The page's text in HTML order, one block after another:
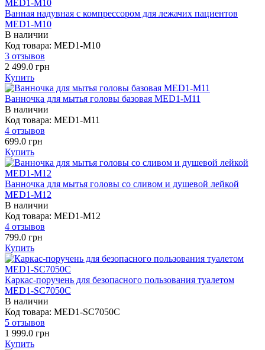
Ванная надувная с компрессором для лежачих пациентов
MED1-M10
В наличии
Код товара: MED1-M10
3 отзывов
2 499.0 грн
Купить
Ванночка для мытья головы базовая MED1-M11
В наличии
Код товара: MED1-M11
4 отзывов
699.0 грн
Купить
Ванночка для мытья головы со сливом и душевой лейкой
MED1-M12
В наличии
Код товара: MED1-M12
4 отзывов
799.0 грн
Купить
Каркас-поручень для безопасного пользования туалетом
MED1-SC7050C
В наличии
Код товара: MED1-SC7050C
5 отзывов
1 999.0 грн
Купить